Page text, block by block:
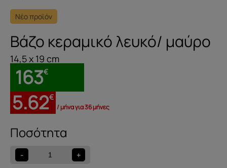
Νέο προϊόν
Βάζο κεραμικό λευκό/ μαύρο
14,5 x 19 cm
163€
5.62€
/ μήνα για 36 μήνες
-
Βάζο
κεραμικό
λευκό/
μαύρο
+